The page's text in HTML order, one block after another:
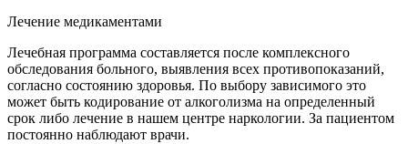
Лечение медикаментами
Лечебная программа составляется после комплексного
обследования больного, выявления всех противопоказаний,
согласно состоянию здоровья. По выбору зависимого это
может быть кодирование от алкоголизма на определенный
срок либо лечение в нашем центре наркологии. За пациентом
постоянно наблюдают врачи.